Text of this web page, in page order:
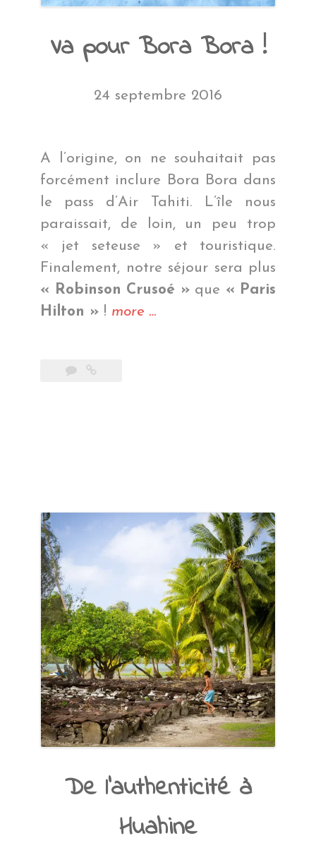
Va pour Bora Bora !
24 septembre 2016
A l’origine, on ne souhaitait pas
forcément inclure Bora Bora dans
le pass d’Air Tahiti. L’île nous
paraissait, de loin, un peu trop
« jet seteuse » et touristique.
Finalement, notre séjour sera plus
« Robinson Crusoé »que « Paris
Hilton » ! more « Va
…
De l’authenticité à
Huahine